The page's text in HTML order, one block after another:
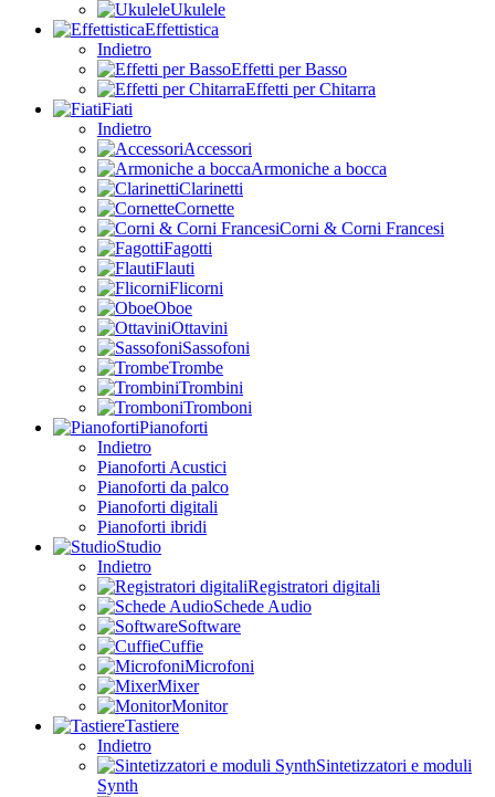
Ukulele
Effettistica
Indietro
Effetti per Basso
Effetti per Chitarra
Fiati
Indietro
Accessori
Armoniche a bocca
Clarinetti
Cornette
Corni & Corni Francesi
Fagotti
Flauti
Flicorni
Oboe
Ottavini
Sassofoni
Trombe
Trombini
Tromboni
Pianoforti
Indietro
Pianoforti Acustici
Pianoforti da palco
Pianoforti digitali
Pianoforti ibridi
Studio
Indietro
Registratori digitali
Schede Audio
Software
Cuffie
Microfoni
Mixer
Monitor
Tastiere
Indietro
Sintetizzatori e moduli
Synth